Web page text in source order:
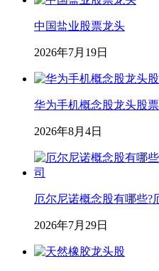
中国盐业股票龙头
2026年7月19日
华为手机概念股龙头股
2026年8月4日
厄尔尼诺概念股有哪些?
2026年7月29日